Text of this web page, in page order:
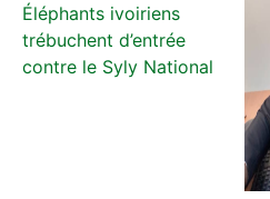
Éléphants ivoiriens
trébuchent d’entrée
contre le Syly National